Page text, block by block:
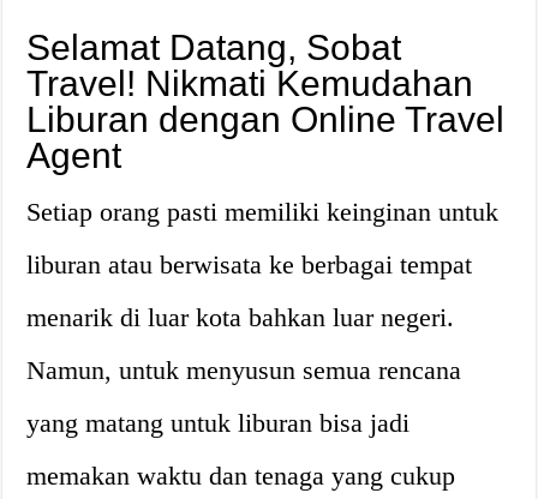
Selamat Datang, Sobat
Travel! Nikmati Kemudahan
Liburan dengan Online Travel
Agent
Setiap orang pasti memiliki keinginan untuk
liburan atau berwisata ke berbagai tempat
menarik di luar kota bahkan luar negeri.
Namun, untuk menyusun semua rencana
yang matang untuk liburan bisa jadi
memakan waktu dan tenaga yang cukup